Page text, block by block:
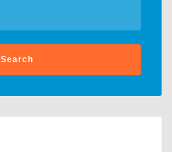
Search